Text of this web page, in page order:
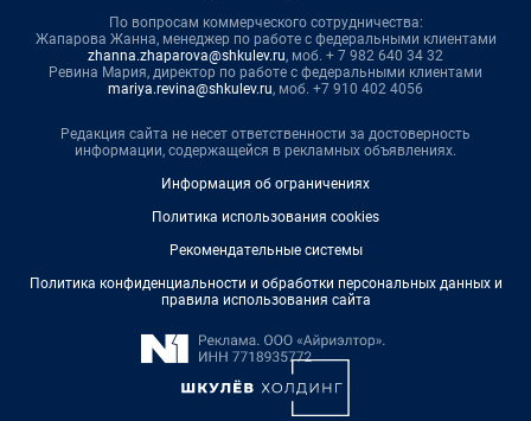
По вопросам коммерческого сотрудничества:
Жапарова Жанна, менеджер по работе с федеральными клиентами
zhanna.zhaparova@shkulev.ru, моб. + 7 982 640 34 32
Ревина Мария, директор по работе с федеральными клиентами
mariya.revina@shkulev.ru, моб. +7 910 402 4056
Редакция сайта не несет ответственности за достоверность
информации, содержащейся в рекламных объявлениях.
Информация об ограничениях
Политика использования cookies
Рекомендательные системы
Политика конфиденциальности и обработки персональных данных и
правила использования сайта